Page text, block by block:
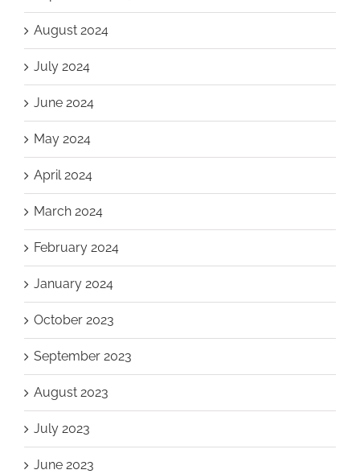
August 2024
July 2024
June 2024
May 2024
April 2024
March 2024
February 2024
January 2024
October 2023
September 2023
August 2023
July 2023
June 2023